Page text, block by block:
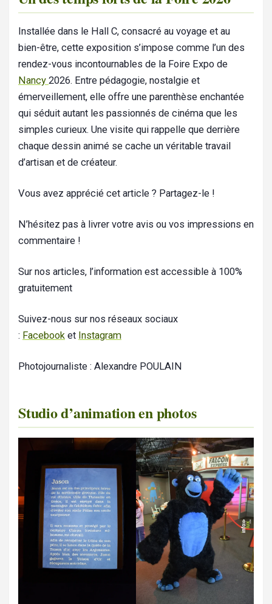
Installée dans le Hall C, consacré au voyage et au
bien-être, cette exposition s’impose comme l’un des
rendez-vous incontournables de la Foire Expo de
Nancy 2026. Entre pédagogie, nostalgie et
émerveillement, elle offre une parenthèse enchantée
qui séduit autant les passionnés de cinéma que les
simples curieux. Une visite qui rappelle que derrière
chaque dessin animé se cache un véritable travail
d’artisan et de créateur.
Vous avez apprécié cet article ? Partagez-le !
N’hésitez pas à livrer votre avis ou vos impressions en
commentaire !
Sur nos articles, l’information est accessible à 100%
gratuitement
Suivez-nous sur nos réseaux sociaux
: Facebook et Instagram
Photojournaliste : Alexandre POULAIN
Studio d’animation en photos